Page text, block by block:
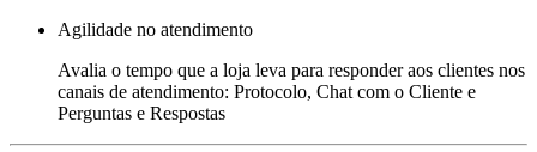
Agilidade no atendimento
Avalia o tempo que a loja leva para responder aos clientes nos
canais de atendimento: Protocolo, Chat com o Cliente e
Perguntas e Respostas